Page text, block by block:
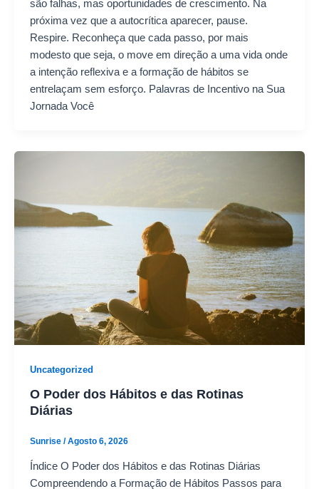
são falhas, mas oportunidades de crescimento. Na
próxima vez que a autocrítica aparecer, pause.
Respire. Reconheça que cada passo, por mais
modesto que seja, o move em direção a uma vida onde
a intenção reflexiva e a formação de hábitos se
entrelaçam sem esforço. Palavras de Incentivo na Sua
Jornada Você
Uncategorized
O Poder dos Hábitos e das Rotinas
Diárias
Sunrise /Agosto 6, 2026
Índice O Poder dos Hábitos e das Rotinas Diárias
Compreendendo a Formação de Hábitos Passos para